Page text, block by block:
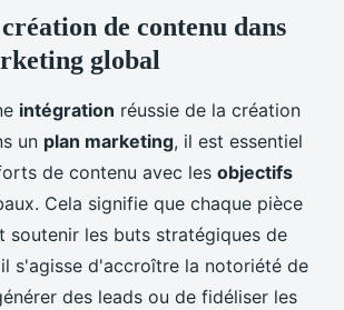
de contenu dans
global
intégration réussie de la création
un plan marketing, il est essentiel
de contenu avec les objectifs
Cela signifie que chaque pièce
soutenir les buts stratégiques de
s'agisse d'accroître la notoriété de
des leads ou de fidéliser les